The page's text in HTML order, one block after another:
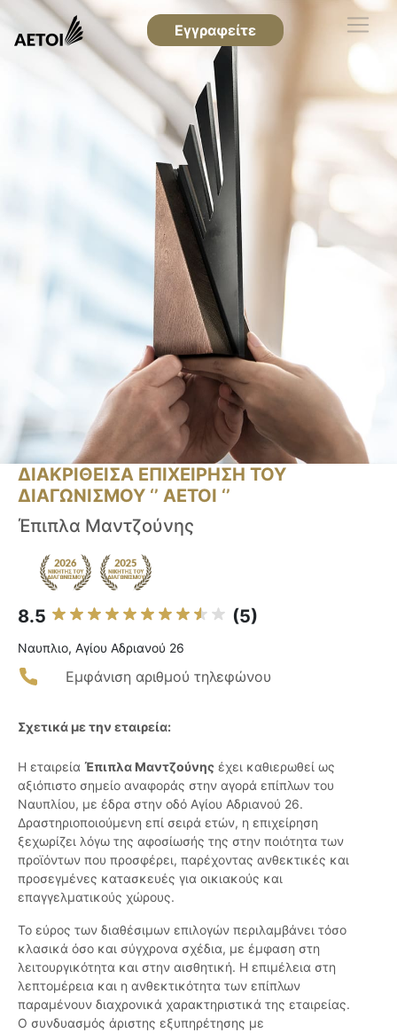
Εγγραφείτε
ΔΙΑΚΡΙΘΕΙΣΑ ΕΠΙΧΕΙΡΗΣΗ ΤΟΥ
ΔΙΑΓΩΝΙΣΜΟΥ ‘’ ΑΕΤΟΙ ‘’
Έπιπλα Μαντζούνης
8.5 (5)
Ναυπλιο, Αγίου Αδριανού 26
Εμφάνιση αριθμού τηλεφώνου
Σχετικά με την εταιρεία:
Η εταιρεία Έπιπλα Μαντζούνης έχει καθιερωθεί ως
αξιόπιστο σημείο αναφοράς στην αγορά επίπλων του
Ναυπλίου, με έδρα στην οδό Αγίου Αδριανού 26.
Δραστηριοποιούμενη επί σειρά ετών, η επιχείρηση
ξεχωρίζει λόγω της αφοσίωσής της στην ποιότητα των
προϊόντων που προσφέρει, παρέχοντας ανθεκτικές και
προσεγμένες κατασκευές για οικιακούς και
επαγγελματικούς χώρους.
Το εύρος των διαθέσιμων επιλογών περιλαμβάνει τόσο
κλασικά όσο και σύγχρονα σχέδια, με έμφαση στη
λειτουργικότητα και στην αισθητική. Η επιμέλεια στη
λεπτομέρεια και η ανθεκτικότητα των επίπλων
παραμένουν διαχρονικά χαρακτηριστικά της εταιρείας.
Ο συνδυασμός άριστης εξυπηρέτησης με